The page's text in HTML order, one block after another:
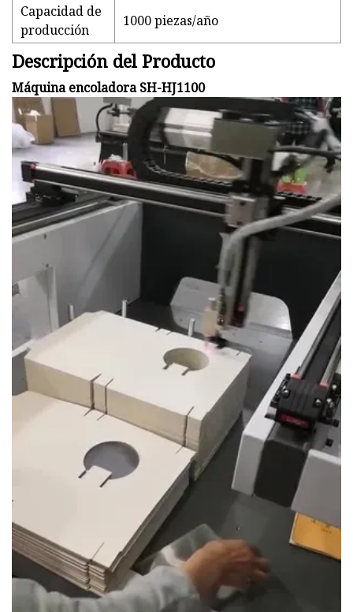
Capacidad de
producción
1000 piezas/año
Descripción del Producto
Máquina encoladora SH-HJ1100